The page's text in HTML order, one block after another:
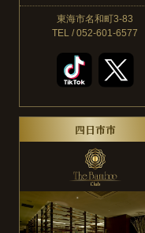
東海市名和町3-83
TEL / 052-601-6577
四日市市